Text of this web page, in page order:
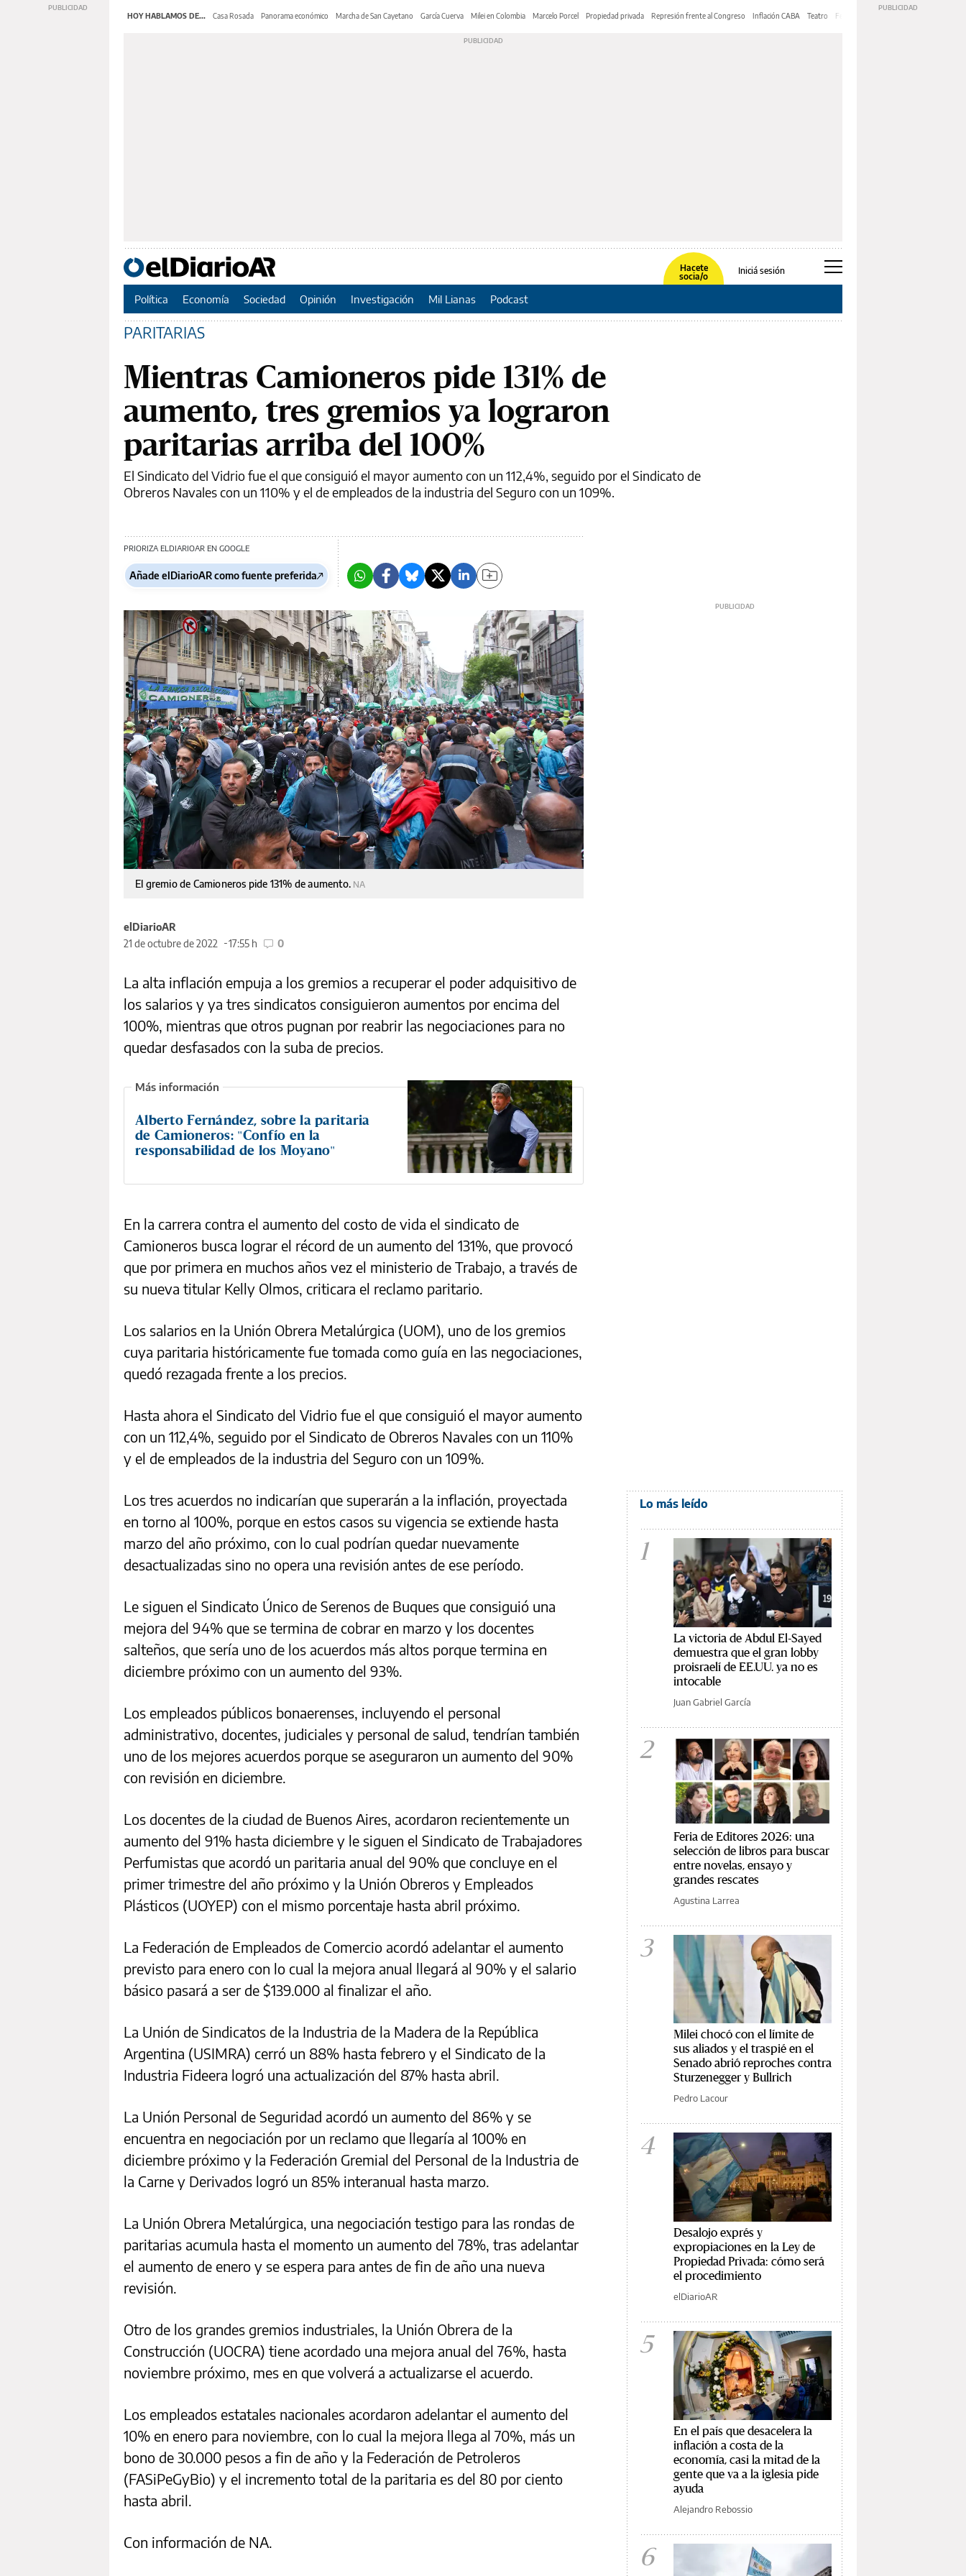
HOY HABLAMOS DE... Casa Rosada Panorama económico Marcha de San Cayetano García Cuerva Milei en Colombia Marcelo Porcel Propiedad privada Represión frente al Congreso Inflación CABA Teatro Feria de Editores
Hacete
socia/o
Iniciá sesión
Política Economía Sociedad Opinión Investigación Mil Lianas Podcast
PARITARIAS
Mientras Camioneros pide 131% de
aumento, tres gremios ya lograron
paritarias arriba del 100%
El Sindicato del Vidrio fue el que consiguió el mayor aumento con un 112,4%, seguido por el Sindicato de
Obreros Navales con un 110% y el de empleados de la industria del Seguro con un 109%.
PRIORIZA ELDIARIOAR EN GOOGLE
Añade elDiarioAR como fuente preferida
El gremio de Camioneros pide 131% de aumento. NA
elDiarioAR
21 de octubre de 2022
17:55 h 0
La alta inflación empuja a los gremios a recuperar el poder adquisitivo de
los salarios y ya tres sindicatos consiguieron aumentos por encima del
100%, mientras que otros pugnan por reabrir las negociaciones para no
quedar desfasados con la suba de precios.
Alberto Fernández, sobre la paritaria
de Camioneros: "Confío en la
responsabilidad de los Moyano"
En la carrera contra el aumento del costo de vida el sindicato de
Camioneros busca lograr el récord de un aumento del 131%, que provocó
que por primera en muchos años vez el ministerio de Trabajo, a través de
su nueva titular Kelly Olmos, criticara el reclamo paritario.
Los salarios en la Unión Obrera Metalúrgica (UOM), uno de los gremios
cuya paritaria históricamente fue tomada como guía en las negociaciones,
quedó rezagada frente a los precios.
Hasta ahora el Sindicato del Vidrio fue el que consiguió el mayor aumento
con un 112,4%, seguido por el Sindicato de Obreros Navales con un 110%
y el de empleados de la industria del Seguro con un 109%.
Los tres acuerdos no indicarían que superarán a la inflación, proyectada
en torno al 100%, porque en estos casos su vigencia se extiende hasta
marzo del año próximo, con lo cual podrían quedar nuevamente
desactualizadas sino no opera una revisión antes de ese período.
Le siguen el Sindicato Único de Serenos de Buques que consiguió una
mejora del 94% que se termina de cobrar en marzo y los docentes
salteños, que sería uno de los acuerdos más altos porque termina en
diciembre próximo con un aumento del 93%.
Los empleados públicos bonaerenses, incluyendo el personal
administrativo, docentes, judiciales y personal de salud, tendrían también
uno de los mejores acuerdos porque se aseguraron un aumento del 90%
con revisión en diciembre.
Los docentes de la ciudad de Buenos Aires, acordaron recientemente un
aumento del 91% hasta diciembre y le siguen el Sindicato de Trabajadores
Perfumistas que acordó un paritaria anual del 90% que concluye en el
primer trimestre del año próximo y la Unión Obreros y Empleados
Plásticos (UOYEP) con el mismo porcentaje hasta abril próximo.
La Federación de Empleados de Comercio acordó adelantar el aumento
previsto para enero con lo cual la mejora anual llegará al 90% y el salario
básico pasará a ser de $139.000 al finalizar el año.
La Unión de Sindicatos de la Industria de la Madera de la República
Argentina (USIMRA) cerró un 88% hasta febrero y el Sindicato de la
Industria Fideera logró una actualización del 87% hasta abril.
La Unión Personal de Seguridad acordó un aumento del 86% y se
encuentra en negociación por un reclamo que llegaría al 100% en
diciembre próximo y la Federación Gremial del Personal de la Industria de
la Carne y Derivados logró un 85% interanual hasta marzo.
La Unión Obrera Metalúrgica, una negociación testigo para las rondas de
paritarias acumula hasta el momento un aumento del 78%, tras adelantar
el aumento de enero y se espera para antes de fin de año una nueva
revisión.
Otro de los grandes gremios industriales, la Unión Obrera de la
Construcción (UOCRA) tiene acordado una mejora anual del 76%, hasta
noviembre próximo, mes en que volverá a actualizarse el acuerdo.
Los empleados estatales nacionales acordaron adelantar el aumento del
10% en enero para noviembre, con lo cual la mejora llega al 70%, más un
bono de 30.000 pesos a fin de año y la Federación de Petroleros
(FASiPeGyBio) y el incremento total de la paritaria es del 80 por ciento
hasta abril.
Con información de NA.
Lo más leído
1
La victoria de Abdul El-Sayed
demuestra que el gran lobby
proisraelí de EE.UU. ya no es
intocable
Juan Gabriel García
2
Feria de Editores 2026: una
selección de libros para buscar
entre novelas, ensayo y
grandes rescates
Agustina Larrea
3
Milei chocó con el límite de
sus aliados y el traspié en el
Senado abrió reproches contra
Sturzenegger y Bullrich
Pedro Lacour
4
Desalojo exprés y
expropiaciones en la Ley de
Propiedad Privada: cómo será
el procedimiento
elDiarioAR
5
En el país que desacelera la
inflación a costa de la
economía, casi la mitad de la
gente que va a la iglesia pide
ayuda
Alejandro Rebossio
6